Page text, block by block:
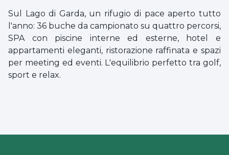
Sul Lago di Garda, un rifugio di pace aperto tutto
l'anno: 36 buche da campionato su quattro percorsi,
SPA con piscine interne ed esterne, hotel e
appartamenti eleganti, ristorazione raffinata e spazi
per meeting ed eventi. L'equilibrio perfetto tra golf,
sport e relax.